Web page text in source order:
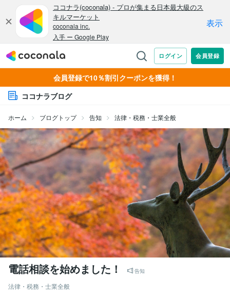
会員登録で10％割引クーポンを獲得！
ココナラブログ
ホーム ブログトップ 告知 法律・税務・士業全般
電話相談を始めました！ 告知
法律・税務・士業全般